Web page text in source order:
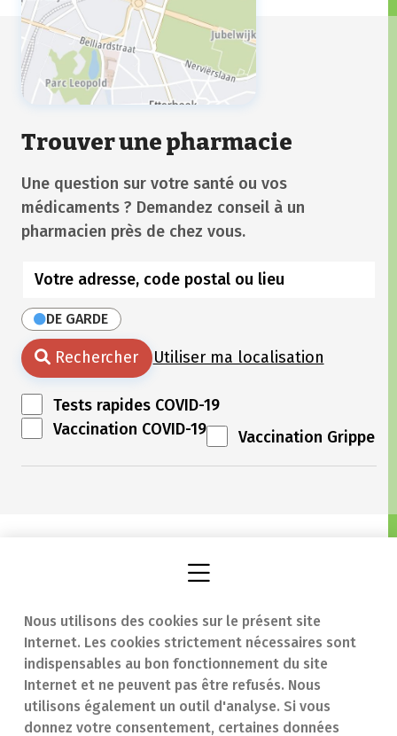
Nous utilisons des cookies sur le présent site
Internet. Les cookies strictement nécessaires sont
indispensables au bon fonctionnement du site
Internet et ne peuvent pas être refusés. Nous
utilisons également un outil d'analyse. Si vous
donnez votre consentement, certaines données
Trouver une pharmacie
Une question sur votre santé ou vos
médicaments ? Demandez conseil à un
pharmacien près de chez vous.
DE GARDE
Rechercher Utiliser ma localisation
Tests rapides COVID-19
Vaccination COVID-19
Vaccination Grippe
Trouver une
pharmacie
Notre expertise
En cas d'urgence
Contact
Questions